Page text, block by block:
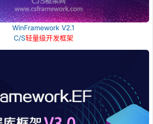
WinFramework V2.1
C/S轻量级开发框架